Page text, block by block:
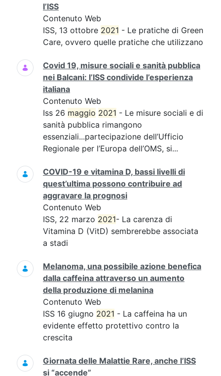
l’ISS
Contenuto Web
ISS, 13 ottobre 2021 - Le pratiche di Green
Care, ovvero quelle pratiche che utilizzano
Covid 19, misure sociali e sanità pubblica
nei Balcani: l’ISS condivide l’esperienza
italiana
Contenuto Web
Iss 26 maggio 2021 - Le misure sociali e di
sanità pubblica rimangono
essenziali...partecipazione dell’Ufficio
Regionale per l’Europa dell’OMS, si...
COVID-19 e vitamina D, bassi livelli di
quest’ultima possono contribuire ad
aggravare la prognosi
Contenuto Web
ISS, 22 marzo 2021- La carenza di
Vitamina D (VitD) sembrerebbe associata
a stadi
Melanoma, una possibile azione benefica
dalla caffeina attraverso un aumento
della produzione di melanina
Contenuto Web
ISS 16 giugno 2021 - La caffeina ha un
evidente effetto protettivo contro la
crescita
Giornata delle Malattie Rare, anche l’ISS
si “accende”